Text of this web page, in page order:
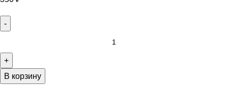
В корзину